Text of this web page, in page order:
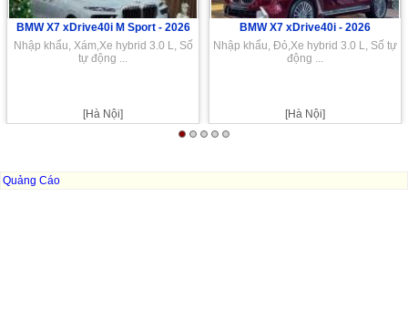
BMW X7 xDrive40i M Sport - 2026
Nhập khẩu, Xám,Xe hybrid 3.0 L, Số
tự động ...
[Hà Nội]
BMW X7 xDrive40i - 2026
Nhập khẩu, Đỏ,Xe hybrid 3.0 L, Số tự
động ...
[Hà Nội]
Quảng Cáo